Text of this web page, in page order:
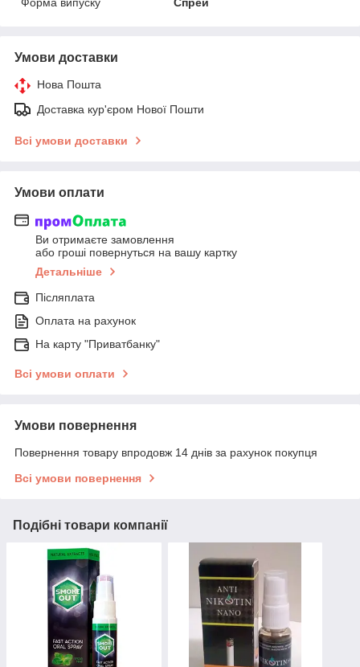
Форма випуску Спрей
Умови доставки
Нова Пошта
Доставка кур'єром Нової Пошти
Всі умови доставки
Умови оплати
Ви отримаєте замовлення
або гроші повернуться на вашу картку
Детальніше
Післяплата
Оплата на рахунок
На карту "Приватбанку"
Всі умови оплати
Умови повернення
Повернення товару впродовж 14 днів за рахунок покупця
Всі умови повернення
Подібні товари компанії